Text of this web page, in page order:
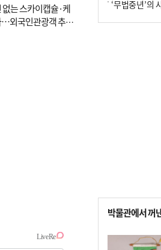
없는 스카이캡슐·케
외국인관광객 추억
박물관에서 꺼